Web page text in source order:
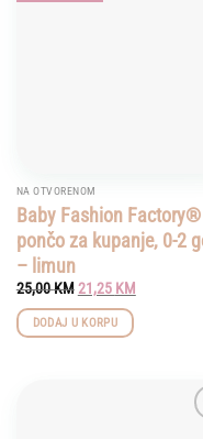
NA OTVORENOM
Baby Fashion Factory®
pončo za kupanje, 0-2
– limun
25,00KM Original
price
was:
25,00 KM.
21,25 KMCurrent
price
DODAJ U KORPU